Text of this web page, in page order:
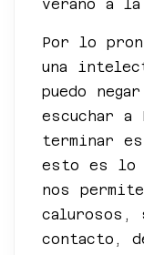
verano a
Por lo
una
puedo
escuchar a
terminar
esto es lo
nos
calurosos,
contacto,